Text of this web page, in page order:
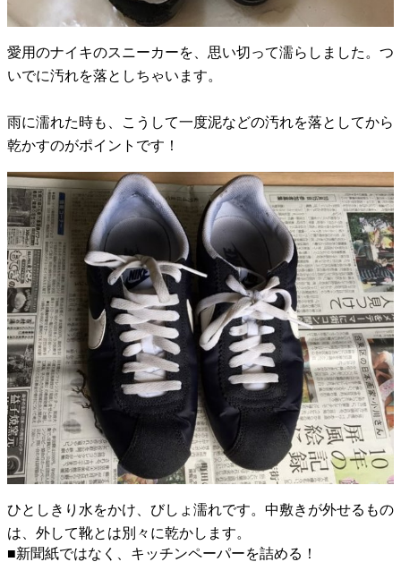
愛用のナイキのスニーカーを、思い切って濡らしました。つ
いでに汚れを落としちゃいます。
雨に濡れた時も、こうして一度泥などの汚れを落としてから
乾かすのがポイントです！
ひとしきり水をかけ、びしょ濡れです。中敷きが外せるもの
は、外して靴とは別々に乾かします。
■新聞紙ではなく、キッチンペーパーを詰める！